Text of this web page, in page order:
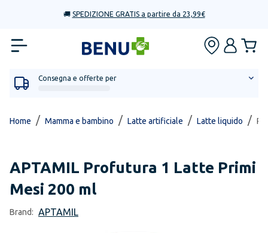
🚚 SPEDIZIONE GRATIS a partire da 23,99€
Consegna e offerte per
Home / Mamma e bambino / Latte artificiale / Latte liquido /
APTAMIL Profutura 1 Latte Primi
Mesi 200 ml
Brand: APTAMIL